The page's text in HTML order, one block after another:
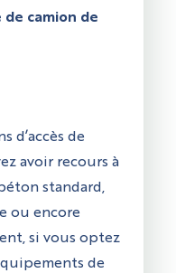
camion de
d’accès de
avoir recours à
standard,
ou encore
si vous optez
de